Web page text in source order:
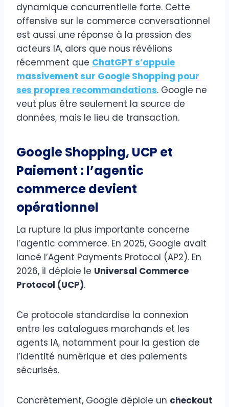
dynamique concurrentielle forte. Cette
offensive sur le commerce conversationnel
est aussi une réponse à la pression des
acteurs IA, alors que nous révélions
récemment que ChatGPT s’appuie
massivement sur Google Shopping pour
ses propres recommandations. Google ne
veut plus être seulement la source de
données, mais le lieu de transaction.
Google Shopping, UCP et
Paiement : l’agentic
commerce devient
opérationnel
La rupture la plus importante concerne
l’agentic commerce. En 2025, Google avait
lancé l’Agent Payments Protocol (AP2). En
2026, il déploie le Universal Commerce
Protocol (UCP).
Ce protocole standardise la connexion
entre les catalogues marchands et les
agents IA, notamment pour la gestion de
l’identité numérique et des paiements
sécurisés.
Concrètement, Google déploie un checkout